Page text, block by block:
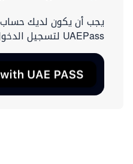
يجب أن يكون لديك حساب
UAEPass لتسجيل الدخول.